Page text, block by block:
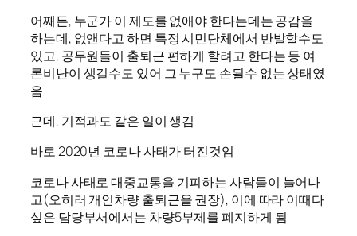
어째든, 누군가 이 제도를 없애야 한다는데는 공감을
하는데, 없앤다고 하면 특정 시민단체에서 반발할수도
있고, 공무원들이 출퇴근 편하게 할려고 한다는 등 여
론비난이 생길수도 있어 그 누구도 손될수 없는 상태였
음
근데, 기적과도 같은 일이 생김
바로 2020년 코로나 사태가 터진것임
코로나 사태로 대중교통을 기피하는 사람들이 늘어나
고(오히러 개인차량 출퇴근을 권장), 이에 따라 이때다
싶은 담당부서에서는 차량5부제를 폐지하게 됨